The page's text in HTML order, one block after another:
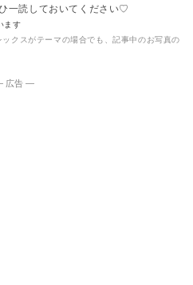
一読しておいてください♡
ます
クスがテーマの場合でも、記事中のお写真の
広告 ―